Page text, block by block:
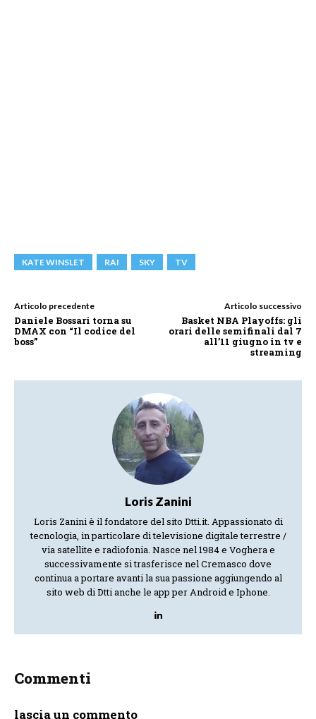
KATE WINSLET RAI SKY TV
Articolo precedente
Daniele Bossari torna su
DMAX con “Il codice del
boss”
Articolo successivo
Basket NBA Playoffs: gli
orari delle semifinali dal 7
all’11 giugno in tv e
streaming
Loris Zanini
Loris Zanini è il fondatore del sito Dtti.it. Appassionato di
tecnologia, in particolare di televisione digitale terrestre /
via satellite e radiofonia. Nasce nel 1984 e Voghera e
successivamente si trasferisce nel Cremasco dove
continua a portare avanti la sua passione aggiungendo al
sito web di Dtti anche le app per Android e Iphone.
Commenti
lascia un commento